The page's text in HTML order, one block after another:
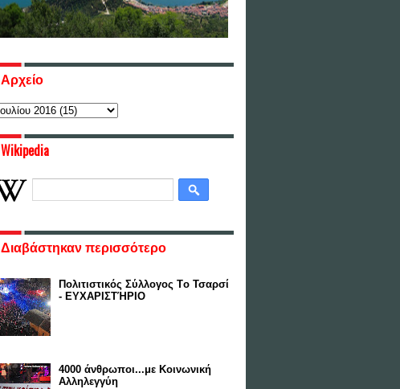
Αρχείο
Wikipedia
Διαβάστηκαν περισσότερο
Πολιτιστικός Σύλλογος Tο Τσαρσί
- ΕΥΧΑΡΙΣΤΉΡΙΟ
4000 άνθρωποι...με Κοινωνική
Αλληλεγγύη